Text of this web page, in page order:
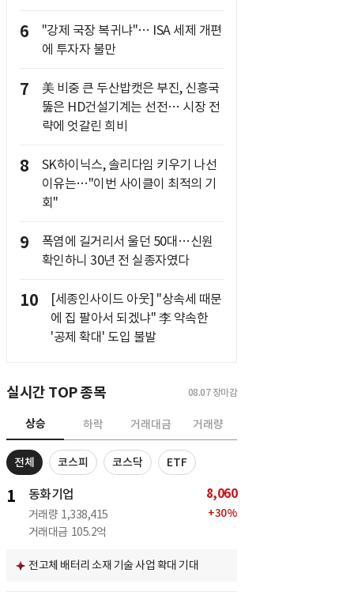
6
"강제 국장 복귀냐"… ISA 세제 개편
에 투자자 불만
7
美 비중 큰 두산밥캣은 부진, 신흥국
뚫은 HD건설기계는 선전… 시장 전
략에 엇갈린 희비
8
SK하이닉스, 솔리다임 키우기 나선
이유는…"이번 사이클이 최적의 기
회"
9
폭염에 길거리서 울던 50대…신원
확인하니 30년 전 실종자였다
10
[세종인사이드 아웃] "상속세 때문
에 집 팔아서 되겠냐" 李 약속한
'공제 확대' 도입 불발
실시간 TOP 종목 08.07 장마감
상승 하락 거래대금 거래량
전체 코스피 코스닥 ETF
1 동화기업
거래량 1,338,415
거래대금 105.2억
8,060
+30%
전고체 배터리 소재 기술 사업 확대 기대